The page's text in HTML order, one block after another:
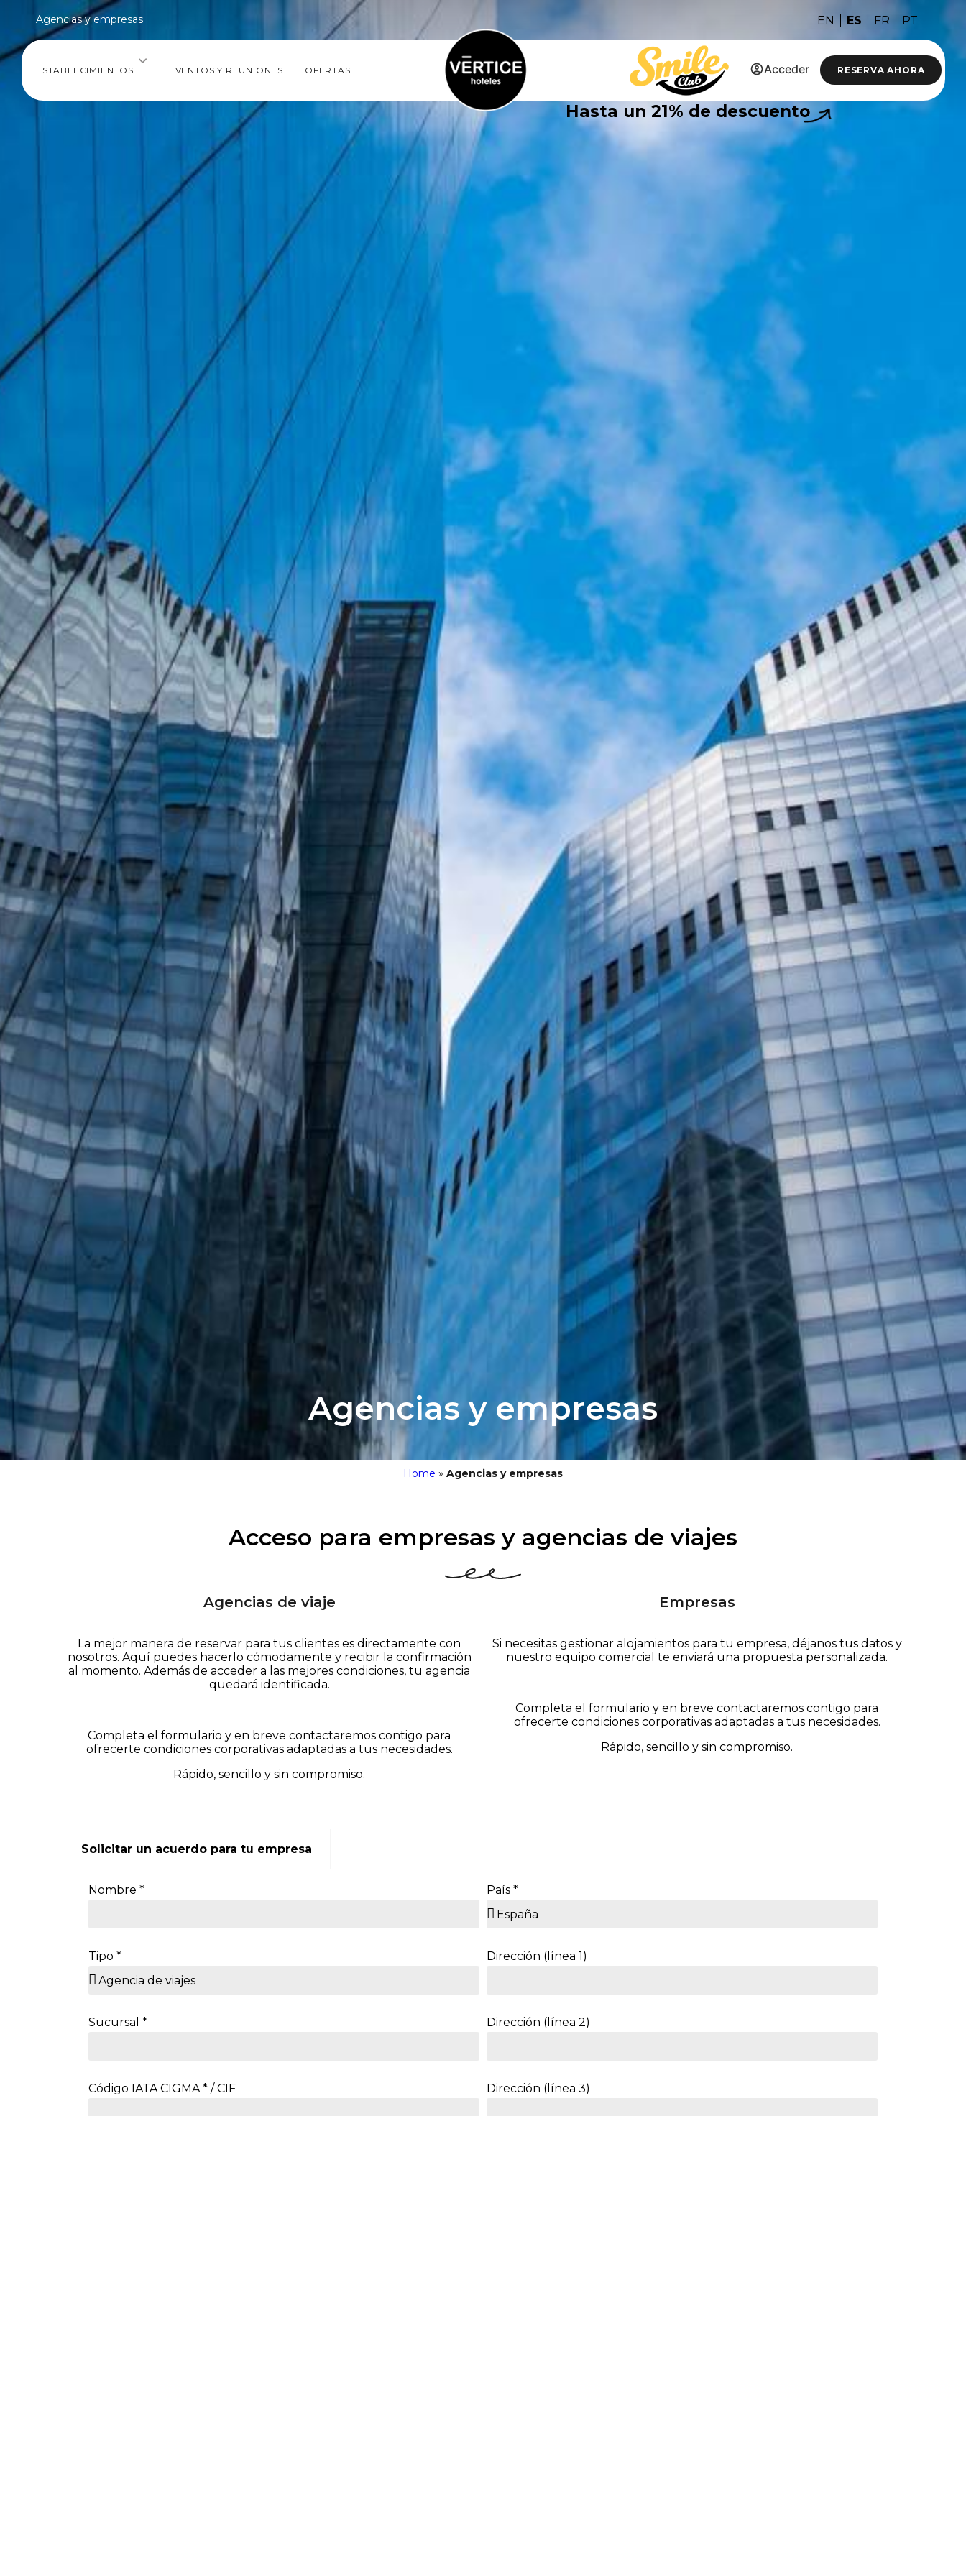
Agencias y empresas EN ES FR PT
ESTABLECIMIENTOS EVENTOS Y REUNIONES OFERTAS Acceder RESERVA AHORA
Hasta un 21% de descuento
Agencias y empresas
Home » Agencias y empresas
Acceso para empresas y agencias de viajes
Agencias de viaje
La mejor manera de reservar para tus clientes es directamente con
nosotros. Aquí puedes hacerlo cómodamente y recibir la confirmación
al momento. Además de acceder a las mejores condiciones, tu agencia
quedará identificada.
Completa el formulario y en breve contactaremos contigo para
ofrecerte condiciones corporativas adaptadas a tus necesidades.
Rápido, sencillo y sin compromiso.
Empresas
Si necesitas gestionar alojamientos para tu empresa, déjanos tus datos y
nuestro equipo comercial te enviará una propuesta personalizada.
Completa el formulario y en breve contactaremos contigo para
ofrecerte condiciones corporativas adaptadas a tus necesidades.
Rápido, sencillo y sin compromiso.
Solicitar un acuerdo para tu empresa
Nombre * País *
Tipo * Dirección (línea 1)
Sucursal * Dirección (línea 2)
Código IATA CIGMA * / CIF Dirección (línea 3)